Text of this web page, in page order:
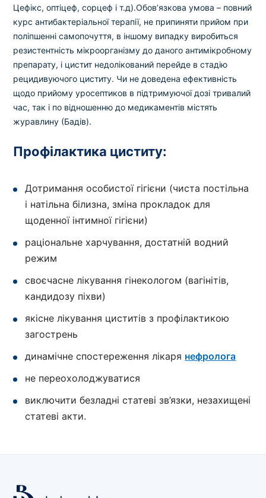
Цефікс, оптіцеф, сорцеф і т.д).Обов’язкова умова – повний
курс антибактеріальної терапії, не припиняти прийом при
поліпшенні самопочуття, в іншому випадку виробиться
резистентність мікроорганізму до даного антимікробному
препарату, і цистит недолікований перейде в стадію
рецидивуючого циститу. Чи не доведена ефективність
щодо прийому уросептиков в підтримуючої дозі тривалий
час, так і по відношенню до медикаментів містять
журавлину (Бадів).
Профілактика циститу:
Дотримання особистої гігієни (чиста постільна
і натільна білизна, зміна прокладок для
щоденної інтимної гігієни)
раціональне харчування, достатній водний
режим
своєчасне лікування гінекологом (вагінітів,
кандидозу піхви)
якісне лікування циститів з профілактикою
загострень
динамічне спостереження лікаря нефролога
не переохолоджуватися
виключити безладні статеві зв’язки, незахищені
статеві акти.